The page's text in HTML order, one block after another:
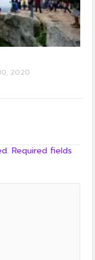
2020
Required fields